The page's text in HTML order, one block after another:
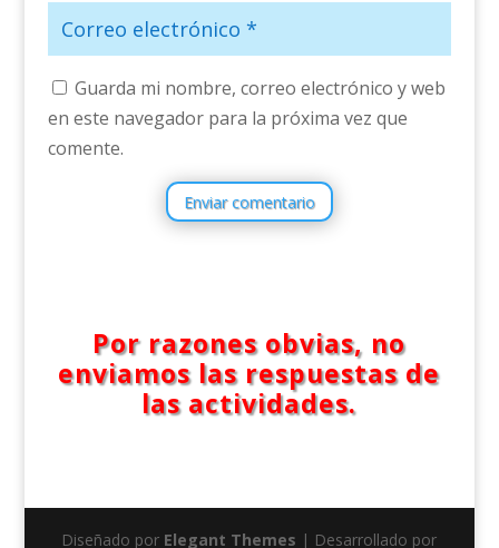
Guarda mi nombre, correo electrónico y web
en este navegador para la próxima vez que
comente.
Enviar comentario
Por razones obvias, no
enviamos las respuestas de
las actividades.
Diseñado por Elegant Themes | Desarrollado por